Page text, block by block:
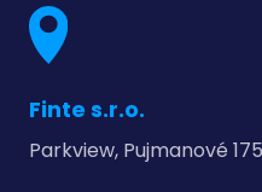
Finte s.r.o.
Parkview, Pujmanové